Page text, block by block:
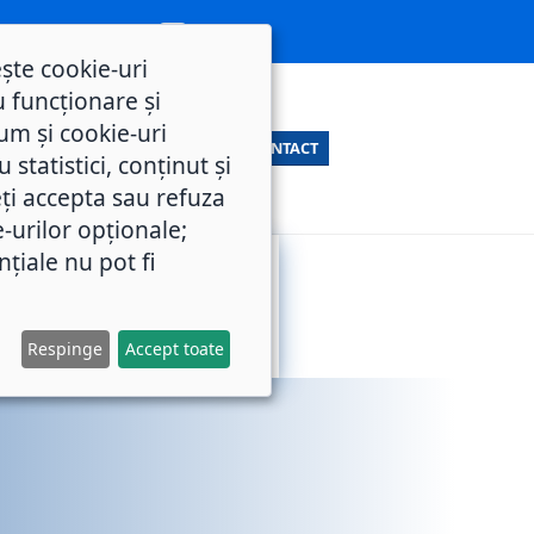
CONTACT
cookie-uri
funcționare și
și cookie-uri
statistici, conținut și
accepta sau refuza
urilor opționale;
nu pot fi
Respinge Accept toate